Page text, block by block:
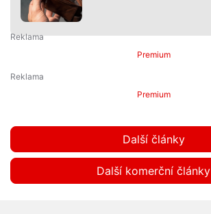
Premium
Premium
Další články
Další komerční články